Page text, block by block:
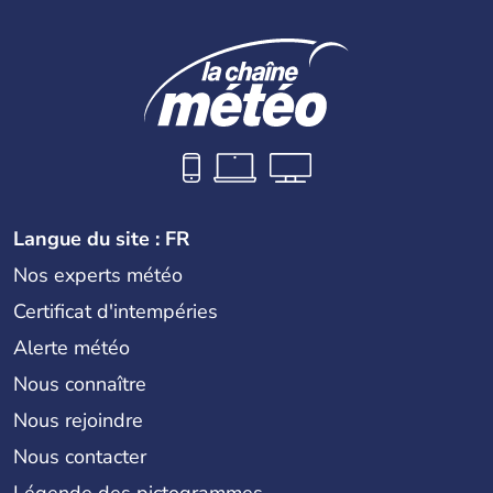
Langue du site : FR
Nos experts météo
Certificat d'intempéries
Alerte météo
Nous connaître
Nous rejoindre
Nous contacter